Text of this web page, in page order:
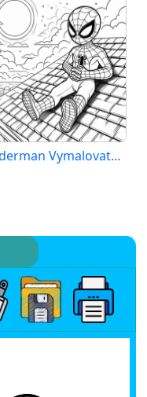
Spiderman Vymalovatelné pro Děti